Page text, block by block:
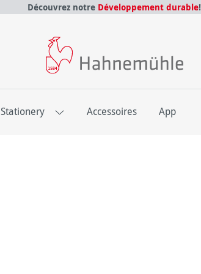
Découvrez notre Développement durable!
Stationery Accessoires App